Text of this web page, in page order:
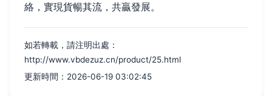
絡，實現貨暢其流，共贏發展。
如若轉載，請注明出處：
http://www.vbdezuz.cn/product/25.html
更新時間：2026-06-19 03:02:45